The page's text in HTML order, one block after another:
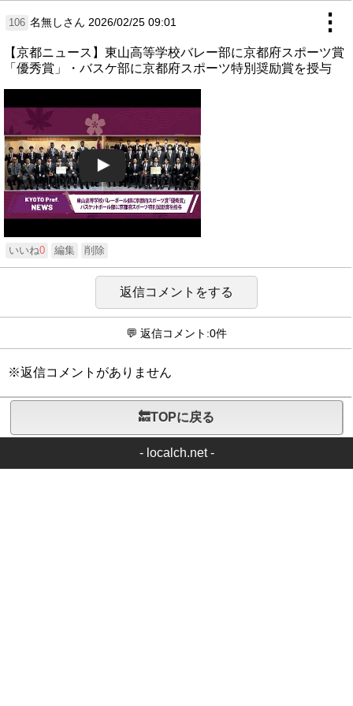
106 名無しさん 2026/02/25 09:01 ⋮
【京都ニュース】東山高等学校バレー部に京都府スポーツ賞
「優秀賞」・バスケ部に京都府スポーツ特別奨励賞を授与
いいね0 編集 削除
返信コメントをする
💬 返信コメント:0件
※返信コメントがありません
🔙TOPに戻る
- localch.net-